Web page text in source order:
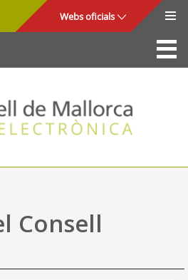
Webs oficials
La Seu
Consell de Mallorca
Accés i seguretat
Utilitats
Ajuda
Consell